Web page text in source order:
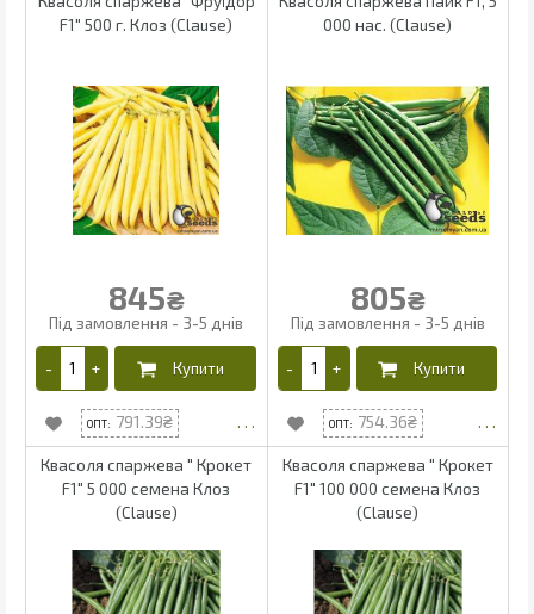
F1" 500 г. Клоз (Clause)
845₴
791.39
000 нас. (Clause)
805₴
754.36
Квасоля спаржева " Крокет
F1" 5 000 семена Клоз
(Clause)
Квасоля спаржева " Крокет
F1" 100 000 семена Клоз
(Clause)